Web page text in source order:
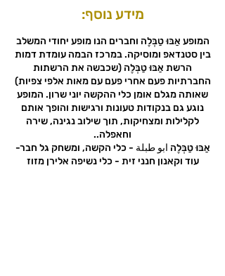
מידע נוסף:
המופע אַבּוּ טַבְּלֶה וחברים הנו מופע יחודי המשלב
בין סטנדאפ ומוסיקה. במרכז הבמה עומדת דמות
הרשת אַבּוּ טַבְּלֶה (שכבשה את הרשתות
החברתיות פעם אחרי פעם עם מאות אלפי צפיות)
שאותה מגלם אומן כלי ההקשה יוני שרון. המופע
נוגע גם בנקודות טעונות ורגישות והופך אותם
לקלילות ומצחיקות, תוך שילוב נגינה, שירה
וחאפלה..
אַבּוּ טַבְּלֶה ابو طبلة - כלי הקשה, ומשחק גל חבר-
עוד וקאנון חנני זית - כלי נשיפה אלירן מזוז